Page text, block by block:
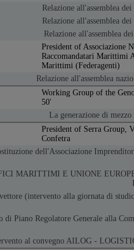
Relazione all'assemblea
Relazione all'assemblea
Relazione all'assemblea
President of Associazione
Raccomandatari Marittimi
Marittimi (Federagenti)
Relazione all'assemblea
Working Group of the
50'
La generazione di
President of Serra Group,
Confetra
dell'Associazione
MARITTIMI E UNIONE
(intervento alla giornata di
Piano Regolatore Generale alla
al convegno AILOG -